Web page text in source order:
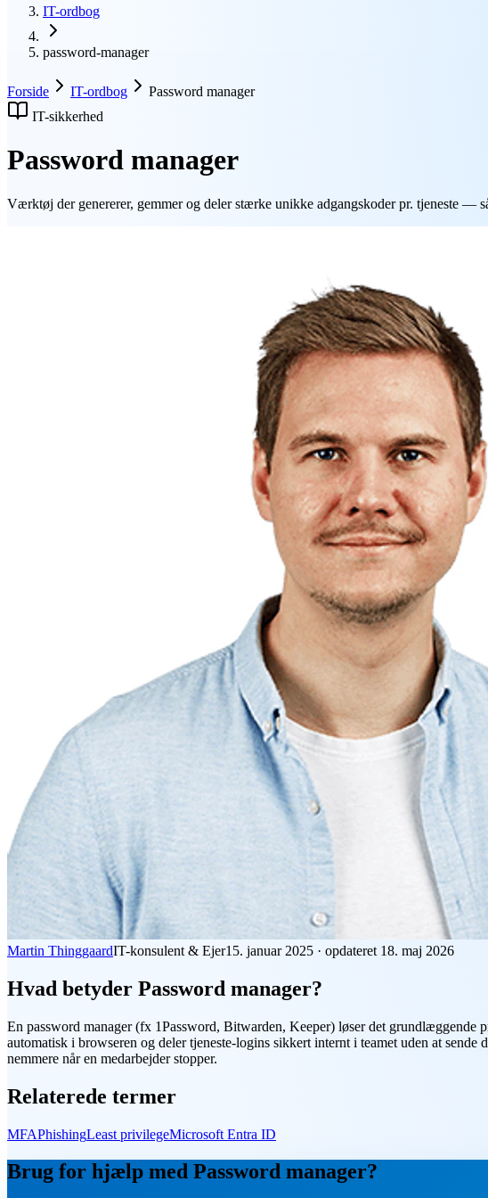
IT-ordbog
password-manager
Forside IT-ordbog
Password manager
IT-sikkerhed
Password manager
Værktøj der genererer, gemmer og deler stærke unikke adgangskoder pr. tjeneste —
Martin ThinggaardIT-konsulent & Ejer15. januar 2025 · opdateret 18. maj 2026
Hvad betyder Password manager?
En password manager(fx 1Password, Bitwarden, Keeper) løser det grundlæggende
automatisk i browseren og deler tjeneste-logins sikkert internt i teamet uden at
nemmere når en medarbejder stopper.
Relaterede termer
MFAPhishingLeast privilegeMicrosoft Entra ID
Brug for hjælp med Password manager?